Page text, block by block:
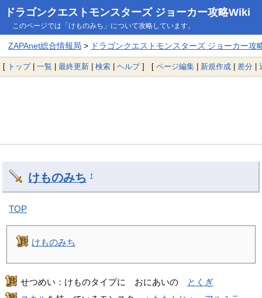
ドラゴンクエストモンスターズ ジョーカー攻略Wiki
このページでは「けものみち」について攻略しています。
ZAPAnet総合情報局 > ドラゴンクエストモンスターズ ジョーカー攻
[ トップ| 一覧 | 最終更新 | 検索 | ヘルプ] [ ページ編集 | 新規作成 | 差分 |
けものみち †
TOP
けものみち
せつめい：けものタイプに おにあいの
とくぎ